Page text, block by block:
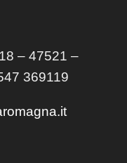
– 47521 –
369119